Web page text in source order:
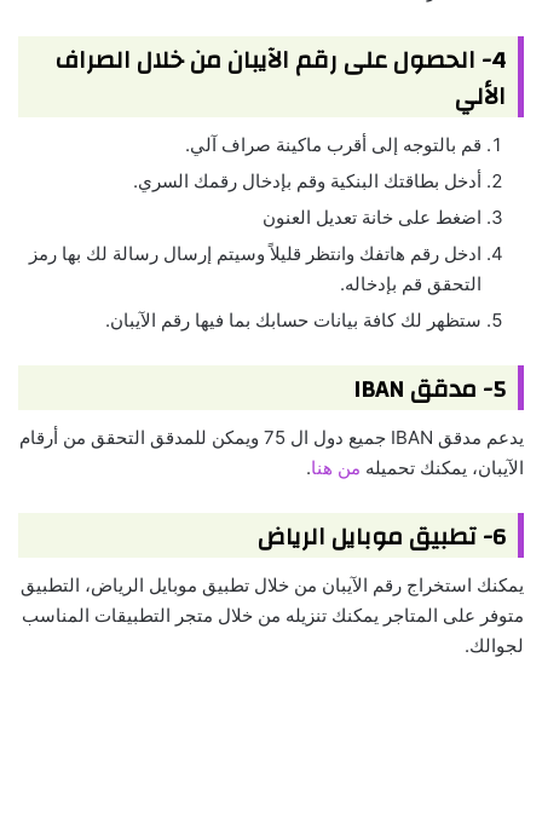
4- الحصول على رقم الآيبان من خلال الصراف
الألي
قم بالتوجه إلى أقرب ماكينة صراف آلي.
أدخل بطاقتك البنكية وقم بإدخال رقمك السري.
اضغط على خانة تعديل العنون
ادخل رقم هاتفك وانتظر قليلاً وسيتم إرسال رسالة لك بها رمز
التحقق قم بإدخاله.
ستظهر لك كافة بيانات حسابك بما فيها رقم الآيبان.
5- مدقق IBAN
يدعم مدقق IBAN جميع دول ال 75 ويمكن للمدقق التحقق من أرقام
الآيبان، يمكنك تحميله من هنا.
6- تطبيق موبايل الرياض
يمكنك استخراج رقم الآيبان من خلال تطبيق موبايل الرياض، التطبيق
متوفر على المتاجر يمكنك تنزيله من خلال متجر التطبيقات المناسب
لجوالك.